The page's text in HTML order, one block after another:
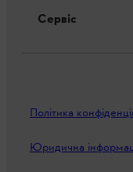
Сервіс
Політика
Юридична